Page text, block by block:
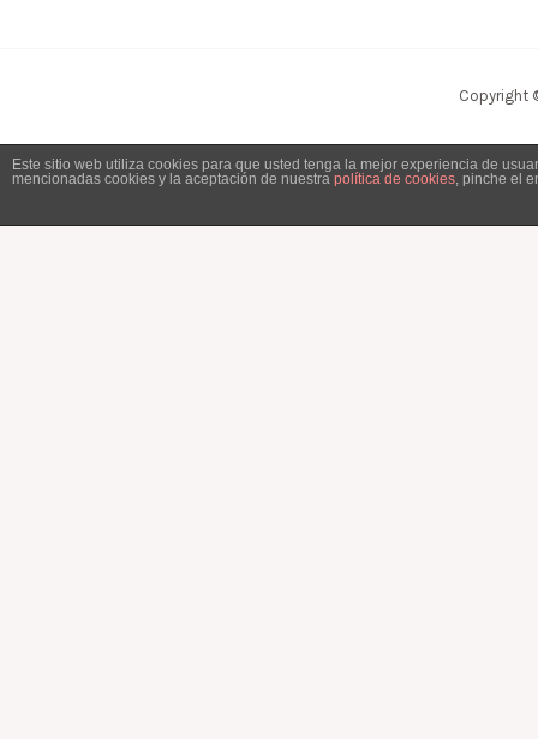
Copyright
Este sitio web utiliza cookies para que usted tenga la mejor experiencia de
mencionadas cookies y la aceptación de nuestra política de cookies , pinche el